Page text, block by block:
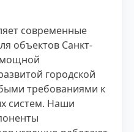
современные
объектов Санкт-
мощной
городской
требованиями к
систем. Наши